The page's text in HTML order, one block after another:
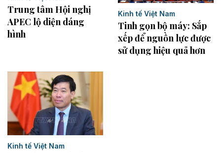
Trung tâm Hội nghị
APEC lộ diện dáng
hình
Kinh tế Việt Nam
Tinh gọn bộ máy: Sắp
xếp để nguồn lực được
sử dụng hiệu quả hơn
Kinh tế Việt Nam